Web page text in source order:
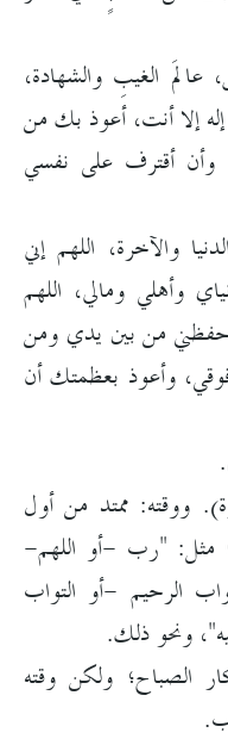
الغيبِ والشهادة،
إلا أنت، أعوذ بك من
أقترف على نفسي
والآخرة، اللهم إني
وأهلي ومالي، اللهم
من بين يدي ومن
وأعوذ بعظمتك أن
ووقته: ممتد من أول
مثل: "رب -أو اللهم-
الرحيم -أو التواب
ونحو ذلك.
الصباح؛ ولكن وقته